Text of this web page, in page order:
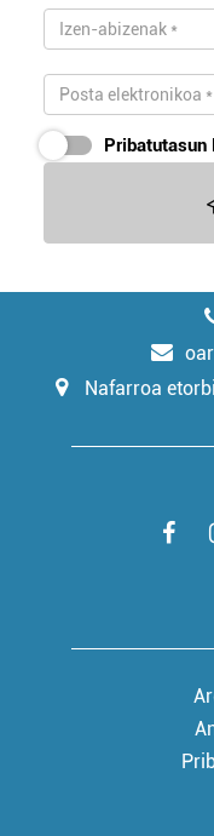
Pribatutasun
Nafarroa